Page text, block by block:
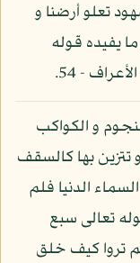
تعلو أرضنا و
يفيده قوله
- 54.
و الكواكب
تتزين بها كالسقف
الدنيا فلم
تعالى سبع
و قوله: «أ لم تروا كيف خلق